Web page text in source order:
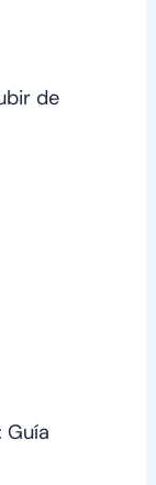
de
Guía